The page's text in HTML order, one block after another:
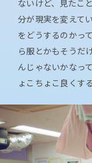
ないけど、見たこ
分が現実を変えて
をどうするのかっ
ら服とかもそうだ
んじゃないかなっ
ょこちょこ良くす